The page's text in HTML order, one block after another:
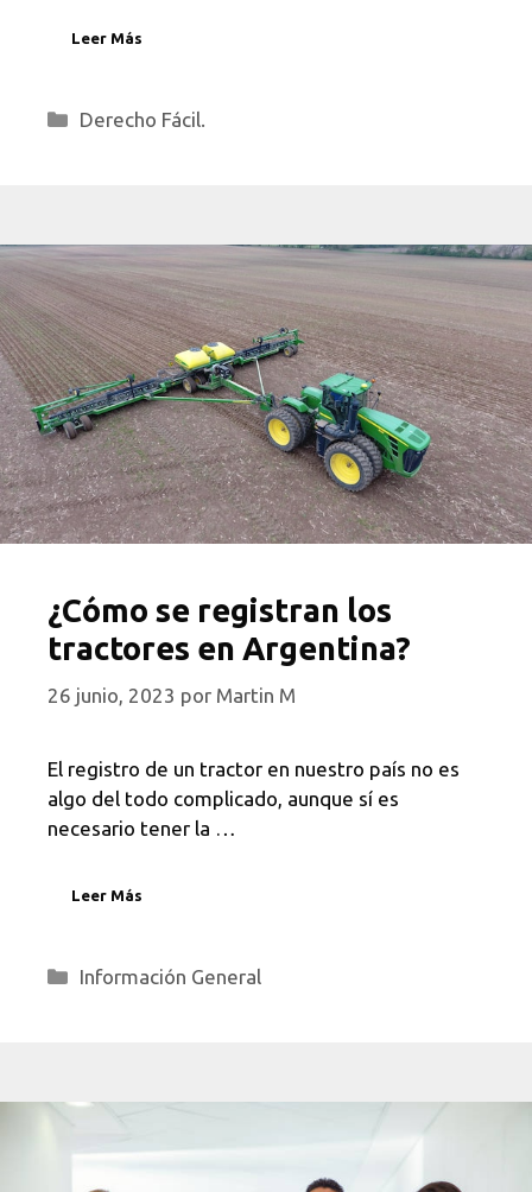
Leer Más
Categorías
Derecho Fácil.
¿Cómo se registran los
tractores en Argentina?
26 junio, 2023 por Martin M
El registro de un tractor en nuestro país no es
algo del todo complicado, aunque sí es
necesario tener la …
Leer Más
Categorías
Información General